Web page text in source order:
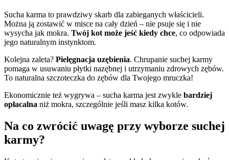
Sucha karma to prawdziwy skarb dla zabieganych właścicieli.
Można ją zostawić w misce na cały dzień – nie psuje się i nie
wysycha jak mokra. Twój kot może jeść kiedy chce, co odpowiada
jego naturalnym instynktom.
Kolejna zaleta? Pielęgnacja uzębienia. Chrupanie suchej karmy
pomaga w usuwaniu płytki nazębnej i utrzymaniu zdrowych zębów.
To naturalna szczoteczka do zębów dla Twojego mruczka!
Ekonomicznie też wygrywa – sucha karma jest zwykle bardziej
opłacalna niż mokra, szczególnie jeśli masz kilka kotów.
Na co zwrócić uwagę przy wyborze suchej
karmy?